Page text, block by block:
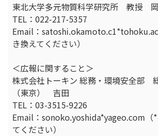
東北大学多元物質科学研究所 教授
TEL：022-217-5357
Email：
き換えてください）
＜広報に関すること＞
株式会社トーキン 総務・環境安全部
（東京） 吉田
TEL：03-3515-9226
Email：sonoko.yoshida*yageo.com（
てください）